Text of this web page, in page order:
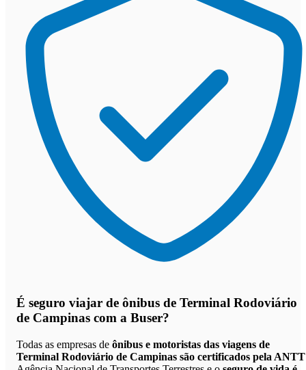
É seguro viajar de ônibus de Terminal Rodoviário
de Campinas com a Buser?
Todas as empresas de ônibus e motoristas das viagens de
Terminal Rodoviário de Campinas são certificados pela ANTT